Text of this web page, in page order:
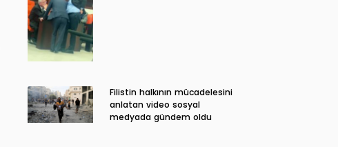
Filistin halkının mücadelesini
anlatan video sosyal
medyada gündem oldu